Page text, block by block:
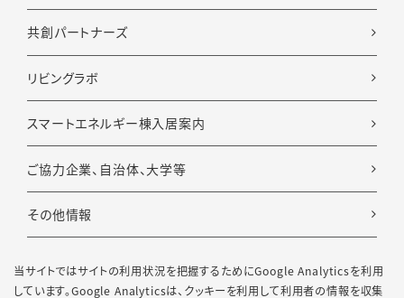
当サイトではサイトの利用状況を把握するためにGoogle Analyticsを利用
しています。Google Analyticsは、 クッキーを利用して利用者の情報を収集
共創パートナーズ
リビングラボ
スマートエネルギー棟入居案内
ご協力企業、自治体、大学等
その他情報